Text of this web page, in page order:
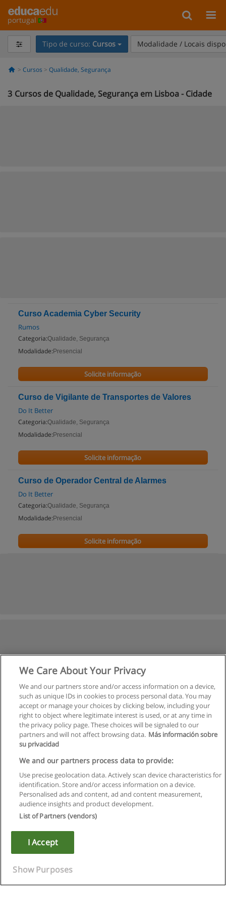
portugal
Tipo de curso: Cursos Modalidade / Locais
Cursos Qualidade, Segurança
3 Cursos de Qualidade, Segurança em Lisboa - Cidade
Curso Academia Cyber Security
Rumos
Categoria:Qualidade, Segurança
Modalidade: Presencial
Solicite informação
Curso de Vigilante de Transportes de Valores
Do It Better
Categoria:Qualidade, Segurança
Modalidade: Presencial
Solicite informação
Curso de Operador Central de Alarmes
Do It Better
Categoria:Qualidade, Segurança
Modalidade: Presencial
Solicite informação
Regras de uso
Privacidade de dados
Copyright © Educaedu Business S.L. - CIF : B-95610580: -
We Care About Your Privacy
We and our partners store and/or access information on a device,
such as unique IDs in cookies to process personal data. You may
accept or manage your choices by clicking below, including your
right to object where legitimate interest is used, or at any time in
the privacy policy page. These choices will be signaled to our
partners and will not affect browsing data. Más información sobre
su privacidad
We and our partners process data to provide:
Use precise geolocation data. Actively scan device characteristics for
identification. Store and/or access information on a device.
Personalised ads and content, ad and content measurement,
audience insights and product development.
List of Partners (vendors)
I Accept
Show Purposes